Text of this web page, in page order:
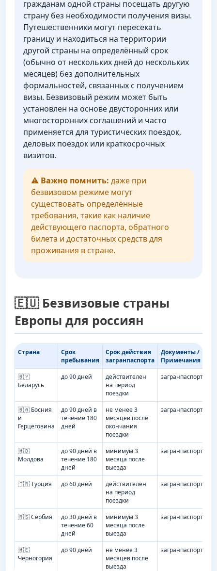
гражданам одной страны посещать другую
страну без необходимости получения визы.
Путешественники могут пересекать
границу и находиться на территории
другой страны на определённый срок
(обычно от нескольких дней до нескольких
месяцев) без дополнительных
формальностей, связанных с получением
визы. Безвизовый режим может быть
установлен на основе двусторонних или
многосторонних соглашений и часто
применяется для туристических поездок,
деловых поездок или краткосрочных
визитов.
⚠️ Важно помнить: даже при
безвизовом режиме могут
существовать определённые
требования, такие как наличие
действующего паспорта, обратного
билета и достаточных средств для
проживания в стране.
🇪🇺 Безвизовые страны
Европы для россиян
Страна
Срок
пребывания
Срок действия
загранпаспорта
Документы /
Примечания
🇧🇾
Беларусь
до 90 дней
действителен
на период
поездки
загранпаспорт
🇧🇦 Босния
и
Герцеговина
до 90 дней в
течение 180
дней
не менее 3
месяцев после
окончания
поездки
загранпаспорт
🇲🇩
Молдова
до 90 дней в
течение 180
дней
минимум 3
месяца после
выезда
загранпаспорт
🇹🇷 Турция до 60 дней
действителен
на период
поездки
загранпаспорт
🇷🇸 Сербия
до 30 дней в
течение 60
дней
минимум 3
месяца после
выезда
загранпаспорт
🇲🇪
Черногория
до 90 дней
не менее 3
месяцев после
выезда
загранпаспорт